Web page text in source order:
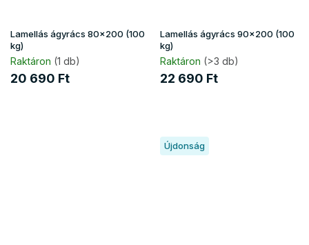
Lamellás ágyrács 80x200 (100
kg)
Raktáron (1 db)
20 690 Ft
Lamellás ágyrács 90x200 (100
kg)
Raktáron (>3 db)
22 690 Ft
Újdonság